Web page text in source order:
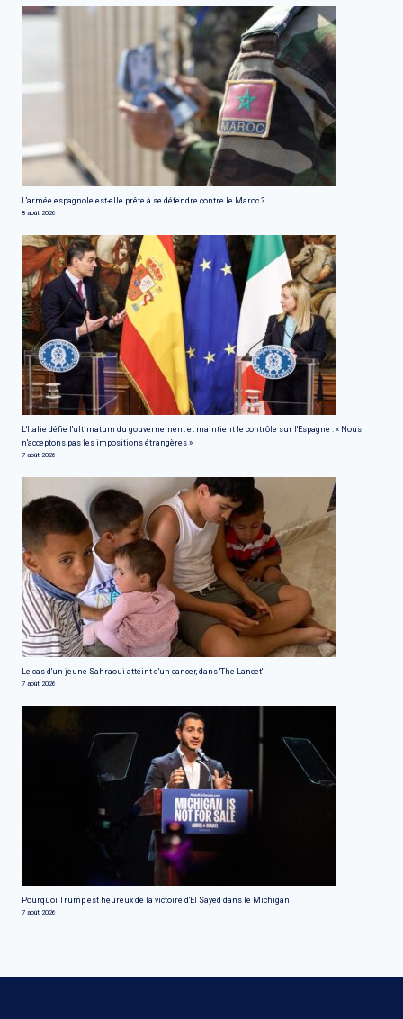
L'armée espagnole est-elle prête à se défendre contre le Maroc ?
8 août 2026
L'Italie défie l'ultimatum du gouvernement et maintient le contrôle sur l'Espagne : « Nous
n'acceptons pas les impositions étrangères »
7 août 2026
Le cas d'un jeune Sahraoui atteint d'un cancer, dans 'The Lancet'
7 août 2026
Pourquoi Trump est heureux de la victoire d'El Sayed dans le Michigan
7 août 2026